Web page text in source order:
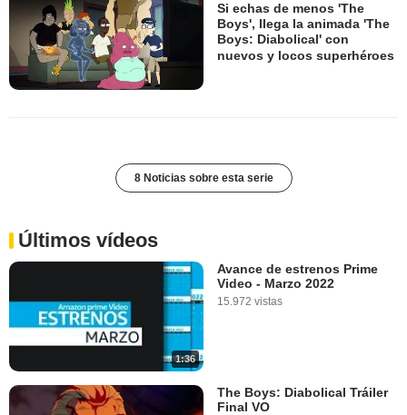
Si echas de menos 'The
Boys', llega la animada 'The
Boys: Diabolical' con
nuevos y locos superhéroes
8 Noticias sobre esta serie
Últimos vídeos
1:36
Avance de estrenos Prime
Video - Marzo 2022
15.972 vistas
The Boys: Diabolical Tráiler
Final VO